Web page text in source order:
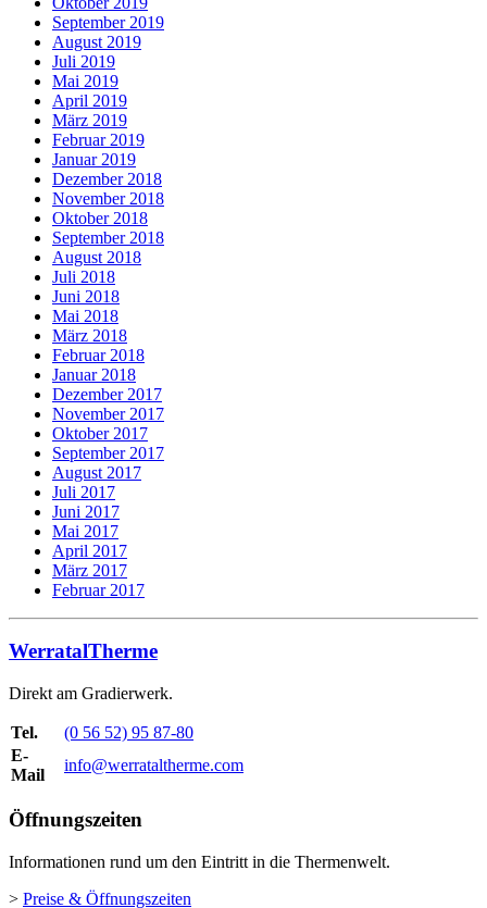
September 2019
August 2019
Juli 2019
Mai 2019
April 2019
März 2019
Februar 2019
Januar 2019
Dezember 2018
November 2018
Oktober 2018
September 2018
August 2018
Juli 2018
Juni 2018
Mai 2018
März 2018
Februar 2018
Januar 2018
Dezember 2017
November 2017
Oktober 2017
September 2017
August 2017
Juli 2017
Juni 2017
Mai 2017
April 2017
März 2017
Februar 2017
WerratalTherme
Direkt am Gradierwerk.
Tel.
(0 56 52) 95 87-80
E-
Mail
info@werrataltherme.com
Öffnungszeiten
Informationen rund um den Eintritt in die Thermenwelt.
> Preise & Öffnungszeiten